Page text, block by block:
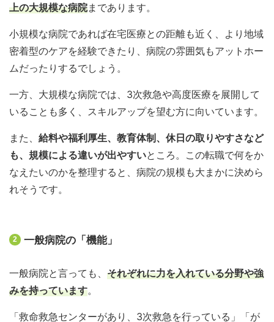
上の大規模な病院まであります。
小規模な病院であれば在宅医療との距離も近く、より地域
密着型のケアを経験できたり、病院の雰囲気もアットホー
ムだったりするでしょう。
一方、大規模な病院では、3次救急や高度医療を展開して
いることも多く、スキルアップを望む方に向いています。
また、 給料や福利厚生、教育体制、休日の取りやすさなど
も、規模による違いが出やすいところ。この転職で何をか
なえたいのかを整理すると、病院の規模も大まかに決めら
れそうです。
2 一般病院の「機能」
一般病院と言っても、 それぞれに力を入れている分野や強
みを持っています。
「救命救急センターがあり、3次救急を行っている」「が